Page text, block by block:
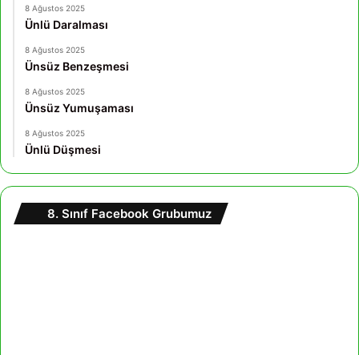
8 Ağustos 2025
Ünlü Daralması
8 Ağustos 2025
Ünsüz Benzeşmesi
8 Ağustos 2025
Ünsüz Yumuşaması
8 Ağustos 2025
Ünlü Düşmesi
8. Sınıf Facebook Grubumuz